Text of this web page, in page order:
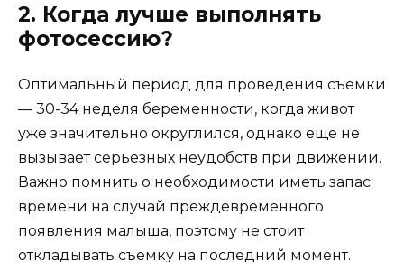
2. Когда лучше выполнять
фотосессию?
Оптимальный период для проведения съемки
— 30-34 неделя беременности, когда живот
уже значительно округлился, однако еще не
вызывает серьезных неудобств при движении.
Важно помнить о необходимости иметь запас
времени на случай преждевременного
появления малыша, поэтому не стоит
откладывать съемку на последний момент.